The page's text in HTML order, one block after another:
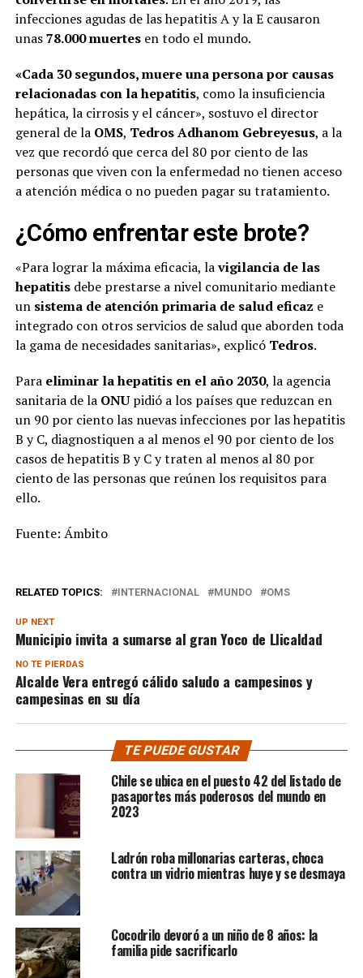
infecciones agudas de las hepatitis A y la E causaron
unas78.000 muertes en todo el mundo.
«Cada 30 segundos, muere una persona por causas
relacionadas con la hepatitis, como la insuficiencia
hepática, la cirrosis y el cáncer», sostuvo el director
general de la OMS, Tedros Adhanom Gebreyesus, a la
vez que recordó que cerca del 80 por ciento de las
personas que viven con la enfermedad no tienen acceso
a atención médica o no pueden pagar su tratamiento.
¿Cómo enfrentar este brote?
«Para lograr la máxima eficacia, lavigilancia de las
hepatitisdebe prestarse a nivel comunitario mediante
un sistema de atención primaria de salud eficaz e
integrado con otros servicios de salud que aborden toda
la gama de necesidades sanitarias», explicó Tedros.
Para eliminar la hepatitis en el año 2030, la agencia
sanitaria de la ONUpidió a los países que reduzcan en
un 90 por ciento las nuevas infecciones por las hepatitis
B y C, diagnostiquen a al menos el 90 por ciento de los
casos de hepatitis B y C y traten al menos al 80 por
ciento de las personas que reúnen los requisitos para
ello.
Fuente: Ámbito
RELATED TOPICS: INTERNACIONAL MUNDO OMS
UP NEXT
Municipio invita a sumarse al gran Yoco de Llicaldad
NO TE PIERDAS
Alcalde Vera entregó cálido saludo a campesinos y
campesinas en su día
TE PUEDE GUSTAR
Chile se ubica en el puesto 42 del listado de
pasaportes más poderosos del mundo en
2023
Ladrón roba millonarias carteras, choca
contra un vidrio mientras huye y se desmaya
Cocodrilo devoró a un niño de 8 años: la
familia pide sacrificarlo